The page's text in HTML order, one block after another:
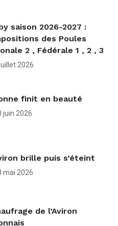
saison 2026-2027 :
des Poules
2 , Fédérale 1 , 2 , 3
2026
finit en beauté
juin 2026
brille puis s’éteint
mai 2026
de l’Aviron